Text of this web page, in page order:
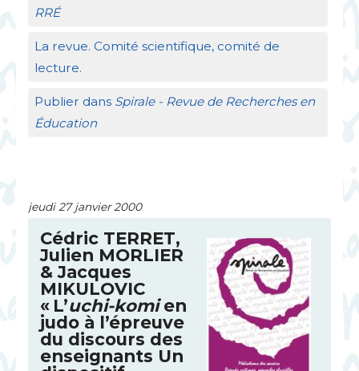
RRÉ
La revue. Comité scientifique, comité de
lecture.
Publier dans Spirale - Revue de Recherches en
Éducation
jeudi 27 janvier 2000
Cédric TERRET,
Julien MORLIER
& Jacques
MIKULOVIC
« L’uchi-komien
judo à l’épreuve
du discours des
enseignants Un